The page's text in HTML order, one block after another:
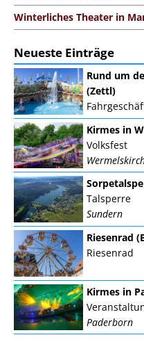
Winterliches Theater in
Neueste Einträge
Rund um
(Zettl)
Kirmes in
Volksfest
Talsperre
Sundern
Riesenrad
Riesenrad
Kirmes in
Paderborn